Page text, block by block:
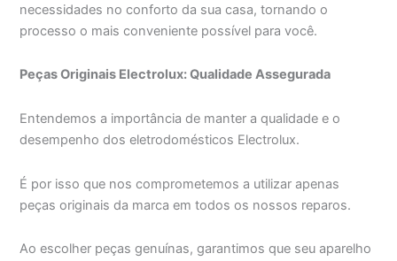
necessidades no conforto da sua casa, tornando o
processo o mais conveniente possível para você.
Peças Originais Electrolux: Qualidade Assegurada
Entendemos a importância de manter a qualidade e o
desempenho dos eletrodomésticos Electrolux.
É por isso que nos comprometemos a utilizar apenas
peças originais da marca em todos os nossos reparos.
Ao escolher peças genuínas, garantimos que seu aparelho